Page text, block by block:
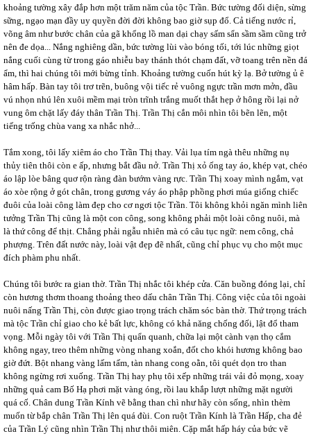
khoảng tường xây đắp hơn một trăm năm của tộc Trần. Bức tường đối diện, sừng
sững, ngạo mạn đầy uy quyền đời đời không bao giờ sụp đổ. Cả tiếng nước rỉ,
võng âm như bước chân của gã khổng lồ man dại chạy sấm sẩn sầm sầm cũng trở
nên đe dọa... Nắng nghiêng dần, bức tường lùi vào bóng tối, tới lúc những giọt
nắng cuối cùng từ trong gáo nhiễu bay thánh thót chạm đất, vỡ toang trên nền đá
ẩm, thì hai chúng tôi mới bừng tỉnh. Khoảng tường cuốn hút kỳ lạ. Bở tường ủ ê
hâm hấp. Bàn tay tôi trơ trẽn, buông vội tiếc rẻ vuông ngực trần mơn mởn, đầu
vú nhọn nhú lên xuôi mềm mại tròn trĩnh trắng muốt thắt hẹp ở hông rồi lại nở
vung ôm chặt lấy đáy thân Trần Thị. Trần Thị cắn môi nhìn tôi bẽn lẽn, một
tiếng trống chùa vang xa nhắc nhở...
Tắm xong, tôi lấy xiêm áo cho Trần Thị thay. Vải lụa tím ngà thêu những nụ
thủy tiên thôi còn e ấp, nhưng bắt đầu nở. Trần Thị xỏ ống tay áo, khép vạt, chéo
áo lập lòe bâng quơ rộn ràng đàn bướm vàng rực. Trần Thị xoay mình ngắm, vạt
áo xòe rộng ở gót chân, trong gương váy áo phập phồng phơi múa giống chiếc
đuôi của loài công làm đẹp cho cơ ngơi tộc Trần. Tôi không khỏi ngăn mình liên
tưởng Trần Thị cũng là một con công, song không phải một loài công nuôi, mà
là thứ công để thịt. Chẳng phải ngẫu nhiên mà có câu tục ngữ: nem công, chả
phượng. Trên đất nước này, loài vật đẹp đẽ nhất, cũng chỉ phục vụ cho một mục
đích phàm phu nhất.
Chúng tôi bước ra gian thờ. Trần Thị nhắc tôi khép cửa. Căn buồng đóng lại, chỉ
còn hương thơm thoang thoảng theo dấu chân Trần Thị. Công việc của tôi ngoài
nuôi nấng Trần Thị, còn được giao trọng trách chăm sóc bàn thờ. Thứ trọng trách
mà tộc Trần chỉ giao cho kẻ bất lực, không có khả năng chống đối, lật đổ tham
vọng. Mỗi ngày tôi với Trần Thị quẩn quanh, chữa lại một cành vạn thọ cắm
không ngay, treo thêm những vòng nhang xoắn, đốt cho khói hương không bao
giờ đứt. Bột nhang vàng lấm tấm, tàn nhang cong oằn, tôi quét dọn tro than
không ngừng rơi xuống. Trần Thị hay phụ tôi xếp những trái vải đỏ mọng, xoay
những quả cam Bố Hạ phơi mặt vàng óng, rồi lau khắp lượt những mặt người
quá cố. Chân dung Trần Kính vẽ bằng than chì như hãy còn sống, nhìn thèm
muốn từ bắp chân Trần Thị lên quá đùi. Con ruột Trần Kính là Trần Hấp, cha đẻ
của Trần Lý cũng nhìn Trần Thị như thôi miên. Cặp mắt hấp háy của bức vẽ